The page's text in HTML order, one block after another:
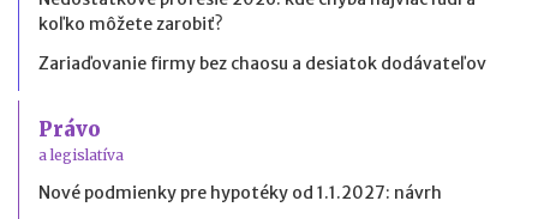
koľko môžete zarobiť?
Zariaďovanie firmy bez chaosu a desiatok dodávateľov
Právo
a legislatíva
Nové podmienky pre hypotéky od 1.1.2027: návrh